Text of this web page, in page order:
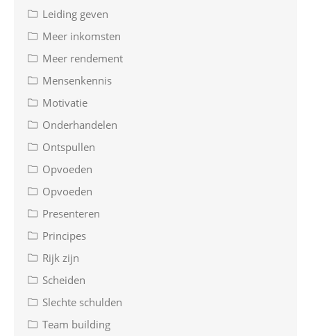
Leiding geven
Meer inkomsten
Meer rendement
Mensenkennis
Motivatie
Onderhandelen
Ontspullen
Opvoeden
Opvoeden
Presenteren
Principes
Rijk zijn
Scheiden
Slechte schulden
Team building